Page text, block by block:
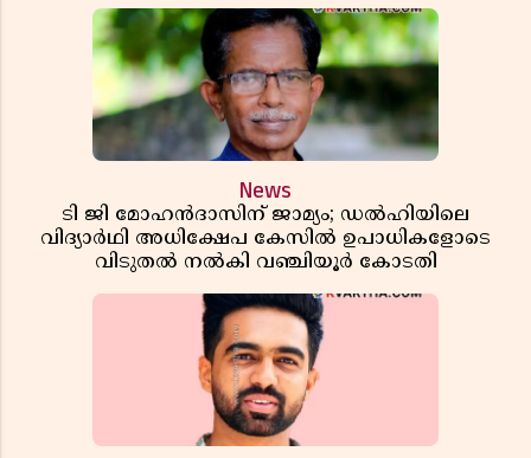
News
ടി ജി മോഹൻദാസിന് ജാമ്യം; ഡൽഹിയിലെ
വിദ്യാർഥി അധിക്ഷേപ കേസിൽ ഉപാധികളോടെ
വിടുതൽ നൽകി വഞ്ചിയൂർ കോടതി